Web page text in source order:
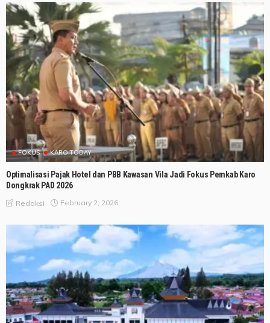
FOKUS KARO TODAY
Optimalisasi Pajak Hotel dan PBB Kawasan Vila Jadi Fokus Pemkab Karo
Dongkrak PAD 2026
Redaksi February 2, 2026